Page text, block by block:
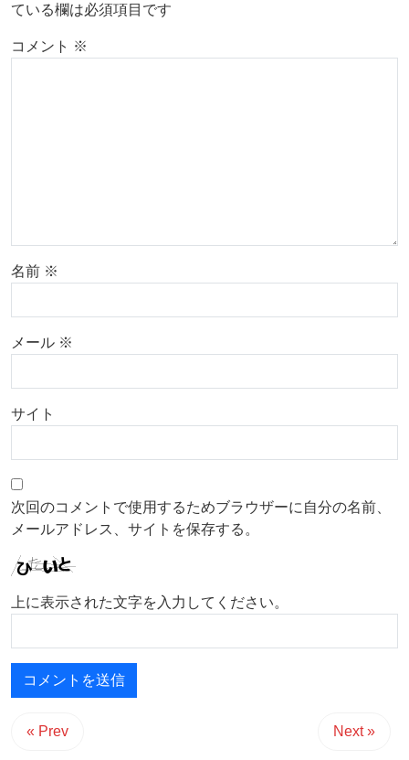
ている欄は必須項目です
コメント ※
名前 ※
メール ※
サイト
次回のコメントで使用するためブラウザーに自分の名前、
メールアドレス、サイトを保存する。
上に表示された文字を入力してください。
« Prev Next »